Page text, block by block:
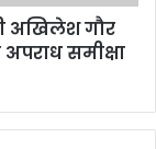
अखिलेश गौर
अपराध समीक्षा